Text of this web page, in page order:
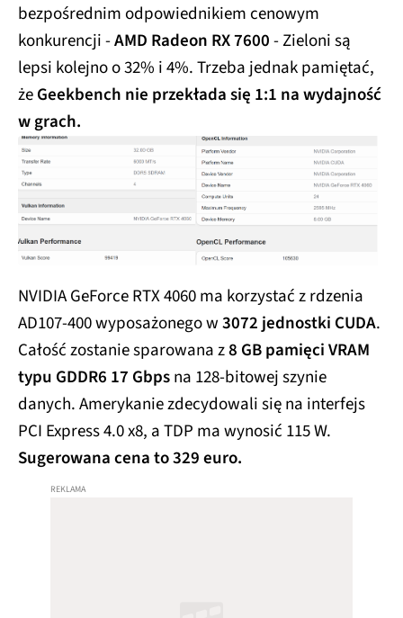
bezpośrednim odpowiednikiem cenowym
konkurencji -AMD Radeon RX 7600- Zieloni są
lepsi kolejno o 32% i 4%. Trzeba jednak pamiętać,
żeGeekbench nie przekłada się 1:1 na wydajność
w grach.
NVIDIA GeForce RTX 4060 ma korzystać z rdzenia
AD107-400 wyposażonego w3072 jednostki CUDA.
Całość zostanie sparowana z8 GB pamięci VRAM
typu GDDR6 17 Gbpsna 128-bitowej szynie
danych. Amerykanie zdecydowali się na interfejs
PCI Express 4.0 x8, a TDP ma wynosić 115 W.
Sugerowana cena to 329 euro.